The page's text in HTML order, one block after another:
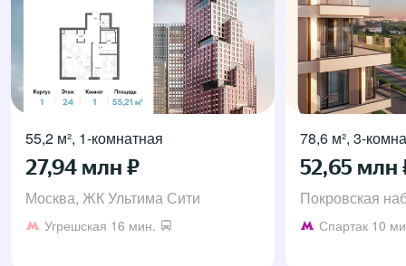
55,2 м², 1-комнатная
27,94 млн ₽
Москва, ЖК Ультима Сити
Угрешская 16 мин.
78,6 м², 3-
52,65 млн
Покровская
Спартак 10